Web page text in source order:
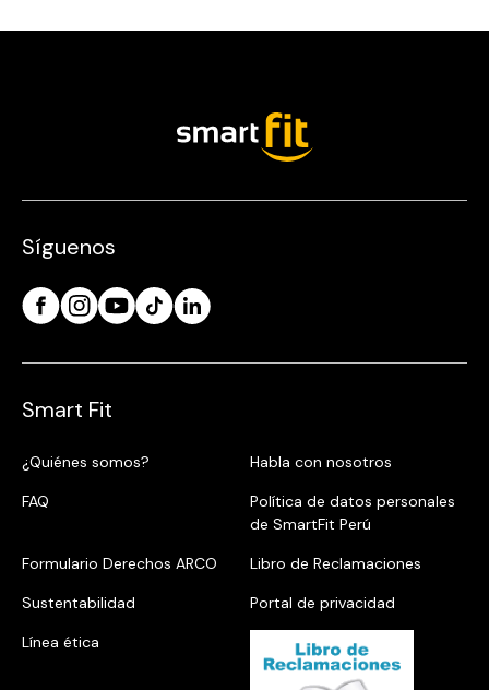
Síguenos
Smart Fit
¿Quiénes somos?
Habla con nosotros
FAQ
Política de datos personales
de SmartFit Perú
Formulario Derechos ARCO
Libro de Reclamaciones
Sustentabilidad
Portal de privacidad
Línea ética